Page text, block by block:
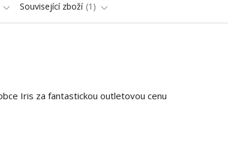
Související zboží 1
Iris za fantastickou outletovou cenu